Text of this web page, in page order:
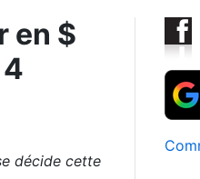
en $
décide cette